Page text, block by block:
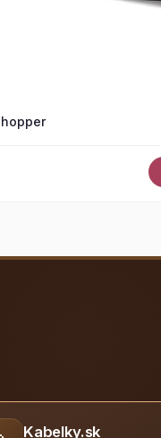
Kabelky.sk